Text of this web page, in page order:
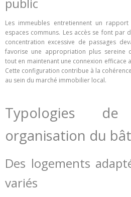
public
Les immeubles entretiennent un
espaces communs. Les accès se font par
concentration excessive de passages
favorise une appropriation plus sereine
tout en maintenant une connexion efficace
Cette configuration contribue à la
au sein du marché immobilier local.
Typologies
organisation du
Des logements
variés